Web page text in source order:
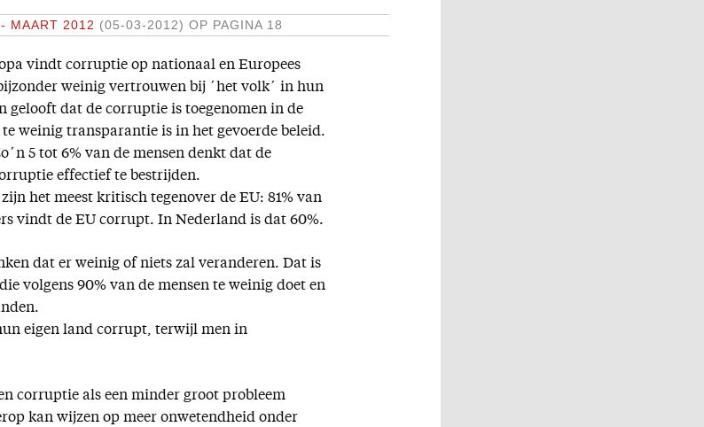
MAART 2012 (05-03-2012) OP PAGINA 18
vindt corruptie op nationaal en Europees
weinig vertrouwen bij ´het volk´ in hun
gelooft dat de corruptie is toegenomen in de
weinig transparantie is in het gevoerde beleid.
5 tot 6% van de mensen denkt dat de
effectief te bestrijden.
het meest kritisch tegenover de EU: 81% van
vindt de EU corrupt. In Nederland is dat 60%.
dat er weinig of niets zal veranderen. Dat is
volgens 90% van de mensen te weinig doet en
eigen land corrupt, terwijl men in
corruptie als een minder groot probleem
kan wijzen op meer onwetendheid onder